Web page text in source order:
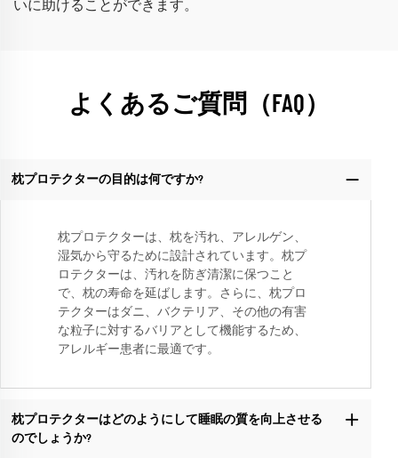
いに助けることができます。
よくあるご質問（FAQ）
枕プロテクターの目的は何ですか?
枕プロテクターは、枕を汚れ、アレルゲン、
湿気から守るために設計されています。枕プ
ロテクターは、汚れを防ぎ清潔に保つこと
で、枕の寿命を延ばします。さらに、枕プロ
テクターはダニ、バクテリア、その他の有害
な粒子に対するバリアとして機能するため、
アレルギー患者に最適です。
枕プロテクターはどのようにして睡眠の質を向上させる
のでしょうか?